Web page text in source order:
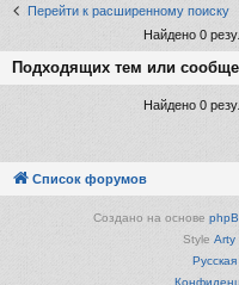
и
Перейти к расширенному поиску
Найдено 0
Подходящих тем или
Найдено 0
Список форумов
Создано на основе
Style Arty